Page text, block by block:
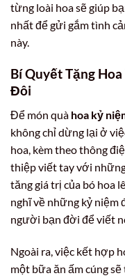
từng loài hoa sẽ giúp
nhất để gửi gắm tình
này.
Bí Quyết Tặng
Đôi
Để món quà hoa kỷ
không chỉ dừng lại ở
hoa, kèm theo thông
thiệp viết tay với
tăng giá trị của bó hoa
nghĩ về những kỷ niệm
người bạn đời để viết
Ngoài ra, việc kết hợp
một bữa ăn ấm cúng